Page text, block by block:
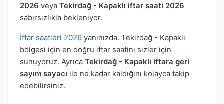
2026 veya Tekirdağ - Kapaklı iftar saati 2026
sabırsızlıkla bekleniyor.
İftar saatleri 2026 yanınızda. Tekirdağ - Kapaklı
bölgesi için en doğru iftar saatini sizler için
sunuyoruz. Ayrıca Tekirdağ - Kapaklı iftara geri
sayım sayacı ile ne kadar kaldığını kolayca takip
edebilirsiniz.